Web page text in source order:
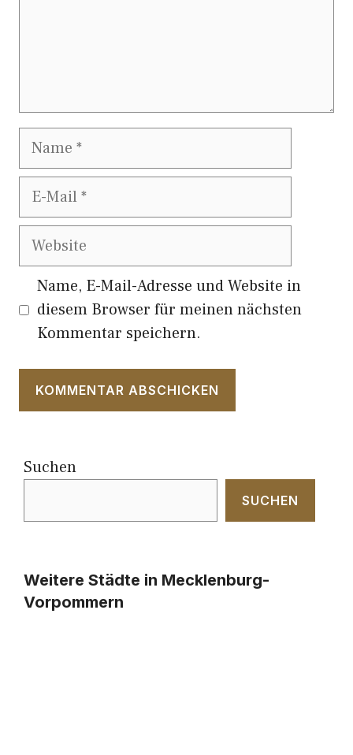
Name
E-
Website
Name, E-Mail-Adresse und Website in
diesem Browser für meinen nächsten
Kommentar speichern.
Suchen
SUCHEN
Weitere Städte in Mecklenburg-
Vorpommern